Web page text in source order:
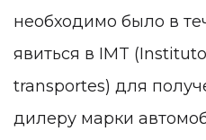
необходимо было в
явиться в IMT
transportes) для
дилеру марки